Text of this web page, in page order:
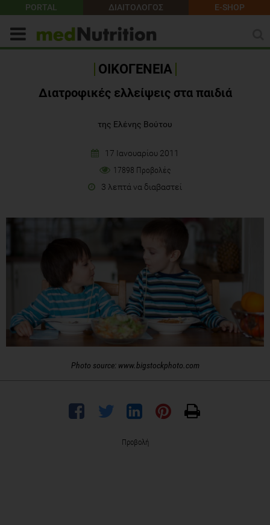
PORTAL ΔΙΑΙΤΟΛΟΓΟΣ E-SHOP
ΟΙΚΟΓΕΝΕΙΑ
Διατροφικές ελλείψεις στα παιδιά
της Ελένης Βούτου
17 Ιανουαρίου 2011
17898 Προβολές
3 λεπτά να διαβαστεί
Photo source: www.bigstockphoto.com
Προβολή